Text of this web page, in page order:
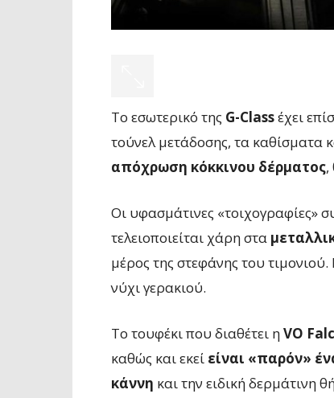
Το εσωτερικό της G-Classέχει
τούνελ μετάδοσης, τα καθίσματα
απόχρωση κόκκινου δέρματος,
Οι υφασμάτινες «τοιχογραφίες»
τελειοποιείται χάρη στα
μέρος της στεφάνης του
νύχι γερακιού.
Το τουφέκι που διαθέτει ηVO
καθώς και εκεί είναι «παρόν»
κάννη και την ειδική δερμάτινη